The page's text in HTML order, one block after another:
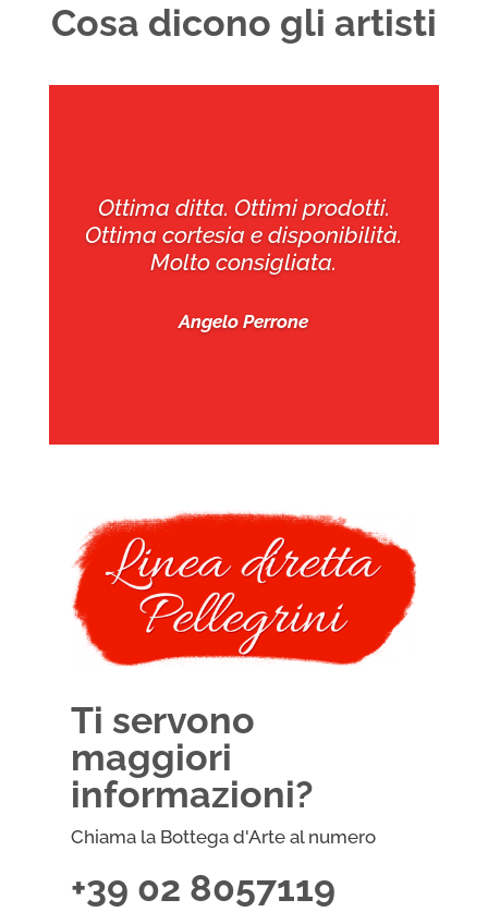
Cosa dicono gli artisti
Ottima ditta. Ottimi prodotti.
Ottima cortesia e disponibilità.
Molto consigliata.
Angelo Perrone
Ti servono
maggiori
informazioni?
Chiama la Bottega d'Arte al numero
+39 02 8057119